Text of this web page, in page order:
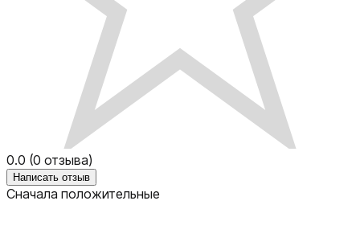
0.0 (0 отзыва)
Написать отзыв
Сначала положительные